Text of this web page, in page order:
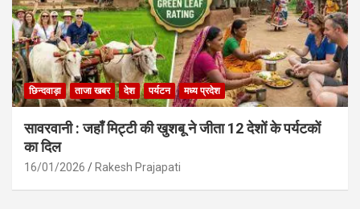
छिन्दवाड़ा ताजा खबर देश पर्यटन मध्य प्रदेश
सावरवानी : जहाँ मिट्टी की खुशबू ने जीता 12 देशों के पर्यटकों
का दिल
16/01/2026 Rakesh Prajapati